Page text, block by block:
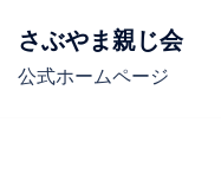
さぶやま親じ会
公式ホームページ